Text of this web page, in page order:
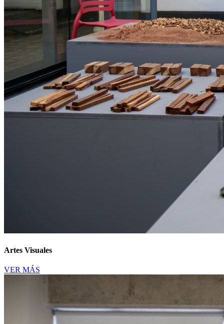
Artes Visuales
VER MÁS